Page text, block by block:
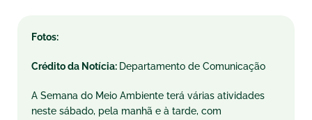
Fotos:
Crédito da Notícia: Departamento de Comunicação
A Semana do Meio Ambiente terá várias atividades
neste sábado, pela manhã e à tarde, com